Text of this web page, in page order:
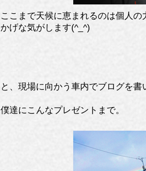
ここまで天候に恵まれるのは個人
かげな気がします(^_^)
と、現場に向かう車内でブログを書
僕達にこんなプレゼントまで。